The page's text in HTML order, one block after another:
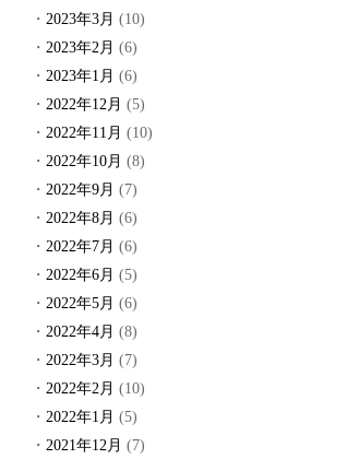
2023年3月 (10)
2023年2月 (6)
2023年1月 (6)
2022年12月 (5)
2022年11月 (10)
2022年10月 (8)
2022年9月 (7)
2022年8月 (6)
2022年7月 (6)
2022年6月 (5)
2022年5月 (6)
2022年4月 (8)
2022年3月 (7)
2022年2月 (10)
2022年1月 (5)
2021年12月 (7)